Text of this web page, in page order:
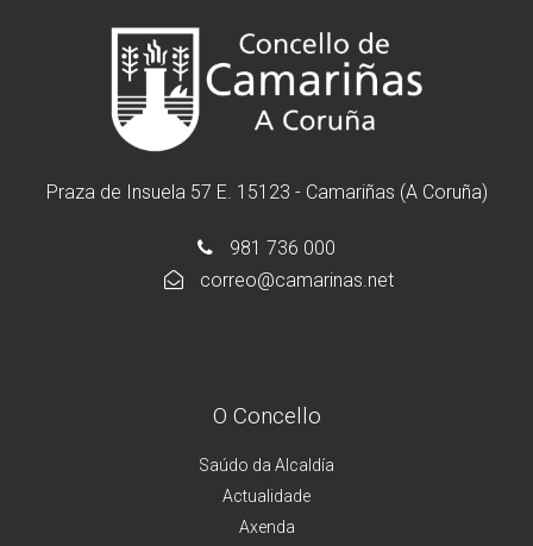
Praza de Insuela 57 E. 15123 - Camariñas (A Coruña)
981 736 000
correo@camarinas.net
O Concello
Saúdo da Alcaldía
Actualidade
Axenda